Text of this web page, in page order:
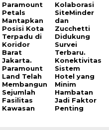
Paramount
Petals
Mantapkan
Posisi Kota
Terpadu di
Koridor
Barat
Jakarta.
Paramount
Land Telah
Membangun
Sejumlah
Fasilitas
Kawasan
Kolaborasi
SiteMinder
dan
Zucchetti
Didukung
Survei
Terbaru.
Konektivitas
Sistem
Hotel yang
Minim
Hambatan
Jadi Faktor
Penting